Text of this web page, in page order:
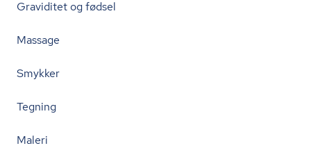
Graviditet og fødsel
Massage
Smykker
Tegning
Maleri